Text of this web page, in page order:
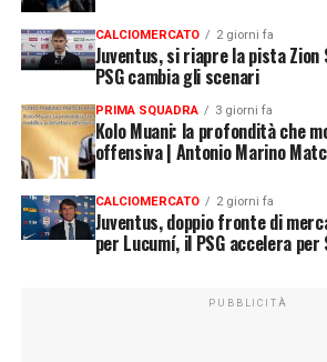
CALCIOMERCATO 2 giorni fa
Juventus, si riapre la pista Zion
PSG cambia gli scenari
PRIMA SQUADRA 3 giorni fa
Kolo Muani: la profondità che
offensiva | Antonio Marino
CALCIOMERCATO 2 giorni fa
Juventus, doppio fronte di
per Lucumí, il PSG accelera per
PUBBLICITÀ